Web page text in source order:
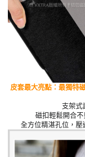
皮套最大亮點：最獨特
支架式
磁扣輕鬆開合不
全方位精湛孔位，壓